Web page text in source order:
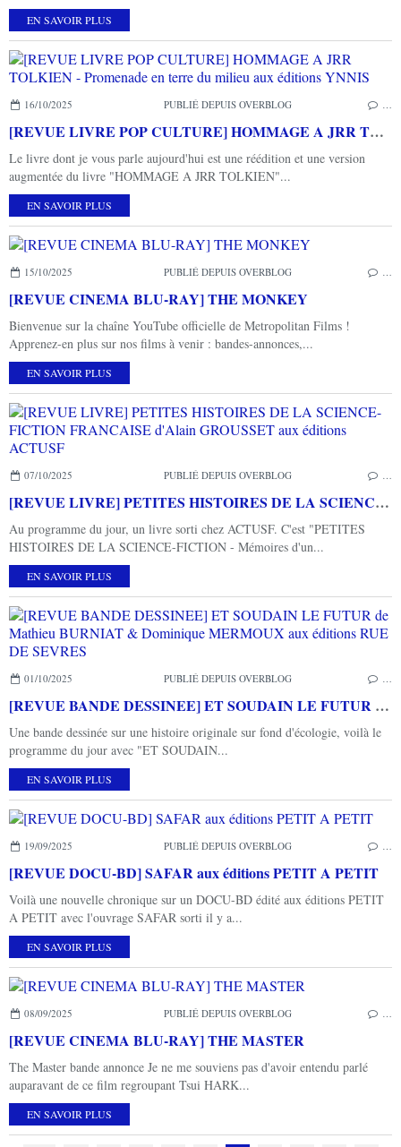
EN SAVOIR PLUS
16/10/2025 PUBLIÉ DEPUIS OVERBLOG
[REVUE LIVRE POP CULTURE] HOMMAGE A JRR TOLKIEN - Promenade en terre du milieu aux éditions YNNIS
Le livre dont je vous parle aujourd'hui est une réédition et une version
augmentée du livre "HOMMAGE A JRR TOLKIEN"...
EN SAVOIR PLUS
15/10/2025 PUBLIÉ DEPUIS OVERBLOG
[REVUE CINEMA BLU-RAY] THE MONKEY
Bienvenue sur la chaîne YouTube officielle de Metropolitan Films !
Apprenez-en plus sur nos films à venir : bandes-annonces,...
EN SAVOIR PLUS
07/10/2025 PUBLIÉ DEPUIS OVERBLOG
[REVUE LIVRE] PETITES HISTOIRES DE LA SCIENCE-FICTION FRANCAISE d'Alain GROUSSET aux éditions ACTUSF
Au programme du jour, un livre sorti chez ACTUSF. C'est "PETITES
HISTOIRES DE LA SCIENCE-FICTION - Mémoires d'un...
EN SAVOIR PLUS
01/10/2025 PUBLIÉ DEPUIS OVERBLOG
[REVUE BANDE DESSINEE] ET SOUDAIN LE FUTUR de Mathieu BURNIAT & Dominique MERMOUX aux éditions RUE DE SEVRES
Une bande dessinée sur une histoire originale sur fond d'écologie, voilà le
programme du jour avec "ET SOUDAIN...
EN SAVOIR PLUS
19/09/2025 PUBLIÉ DEPUIS OVERBLOG
[REVUE DOCU-BD] SAFAR aux éditions PETIT A PETIT
Voilà une nouvelle chronique sur un DOCU-BD édité aux éditions PETIT
A PETIT avec l'ouvrage SAFAR sorti il y a...
EN SAVOIR PLUS
08/09/2025 PUBLIÉ DEPUIS OVERBLOG
[REVUE CINEMA BLU-RAY] THE MASTER
The Master bande annonce Je ne me souviens pas d'avoir entendu parlé
auparavant de ce film regroupant Tsui HARK...
EN SAVOIR PLUS